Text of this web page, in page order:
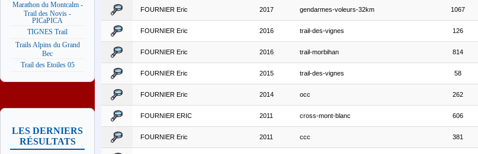
Marathon du Montcalm -
Trail des Novis -
PICaPICA
TIGNES Trail
Trails Alpins du Grand
Bec
Trail des Etoiles 05
LES DERNIERS
RÉSULTATS
FOURNIER Eric 2017 gendarmes-voleurs-32km 1067
FOURNIER Eric 2016 trail-des-vignes 126
FOURNIER Eric 2016 trail-morbihan 814
FOURNIER Eric 2015 trail-des-vignes 58
FOURNIER Eric 2014 occ 262
FOURNIER ERIC 2011 cross-mont-blanc 606
FOURNIER Eric 2011 ccc 381